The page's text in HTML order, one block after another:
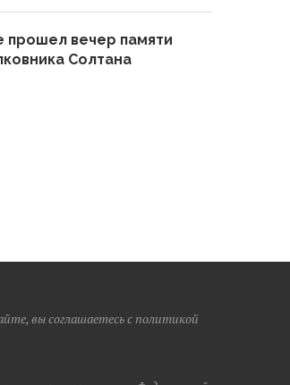
прошел вечер памяти
Солтана
вы соглашаетесь с политикой